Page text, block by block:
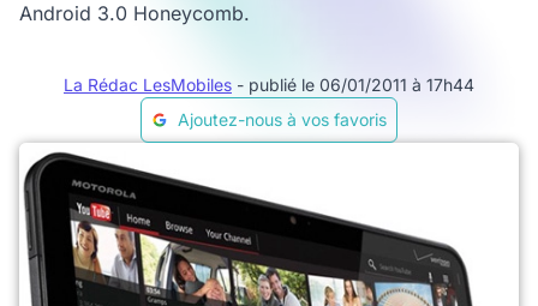
Android 3.0 Honeycomb.
La Rédac LesMobiles - publié le 06/01/2011 à 17h44
Ajoutez-nous à vos favoris